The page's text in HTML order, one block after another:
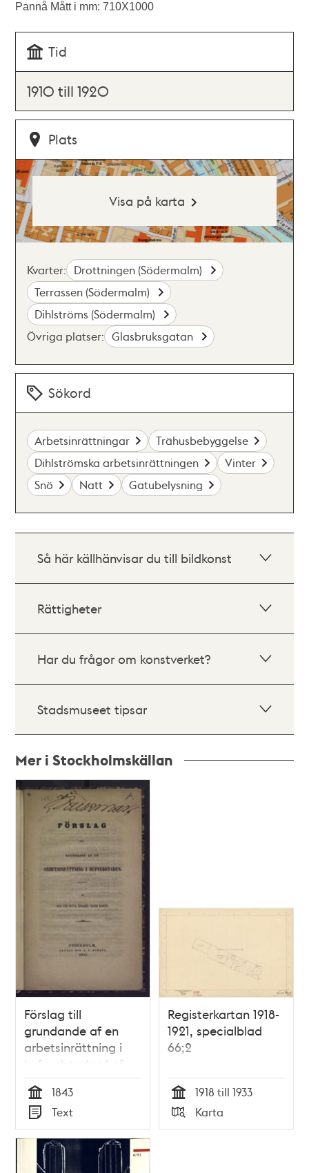
Pannå Mått i mm: 710X1000
Tid
1910 till 1920
Plats
Visa på karta
Kvarter: Drottningen (Södermalm)
Terrassen (Södermalm)
Dihlströms (Södermalm)
Övriga platser: Glasbruksgatan
Sökord
Arbetsinrättningar
Trähusbebyggelse
Dihlströmska arbetsinrättningen
Vinter
Snö
Natt Gatubelysning
Så här källhänvisar du till bildkonst
Rättigheter
Har du frågor om konstverket?
Stadsmuseet tipsar
Mer i Stockholmskällan
Relaterade
poster
Förslag till
grundande af en
arbetsinrättning i
hufvudstaden/ af
den för detta
ändamål valda
komité
Tid
1843
Typ
Text
Registerkartan 1918-
1921, specialblad
66;2
Tid
1918 till 1933
Typ
Karta